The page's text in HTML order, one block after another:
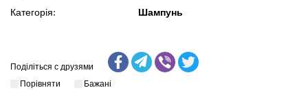
Категорія:
Шампунь
Поділіться с друзями
Порівняти
Бажані